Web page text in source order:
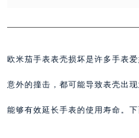
欧米茄手表表壳损坏是许多手表
意外的撞击，都可能导致表壳出
能够有效延长手表的使用寿命。